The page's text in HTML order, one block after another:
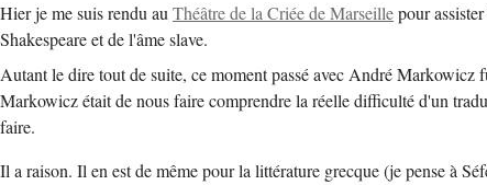
Hier je me suis rendu auThéâtre de la Criée de Marseillepour
Shakespeare et de l'âme slave.
Autant le dire tout de suite, ce moment passé avec André
Markowicz était de nous faire comprendre la réelle difficulté d'un
faire.
Il a raison. Il en est de même pour la littérature grecque (je pense à